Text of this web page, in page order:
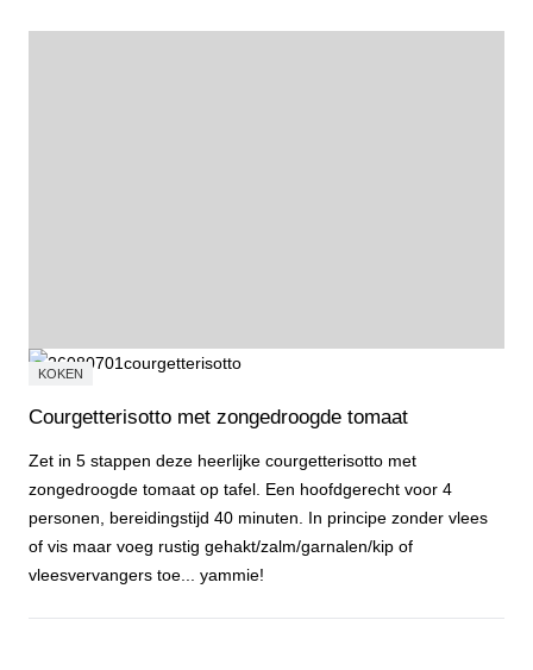
KOKEN
Courgetterisotto met zongedroogde tomaat
Zet in 5 stappen deze heerlijke courgetterisotto met
zongedroogde tomaat op tafel. Een hoofdgerecht voor 4
personen, bereidingstijd 40 minuten. In principe zonder vlees
of vis maar voeg rustig gehakt/zalm/garnalen/kip of
vleesvervangers toe... yammie!